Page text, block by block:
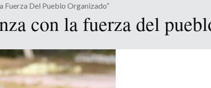
Fuerza Del Pueblo Organizado”
con la fuerza del